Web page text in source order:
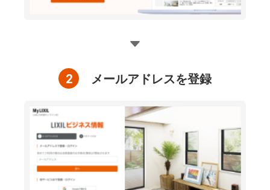
2 メールアドレスを登録